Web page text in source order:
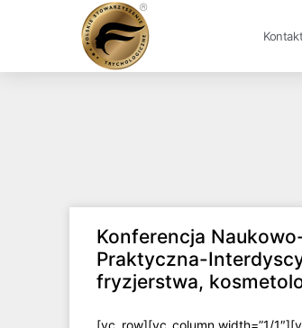
Kontakt
Konferencja
Praktyczna-
fryzjerstwa,